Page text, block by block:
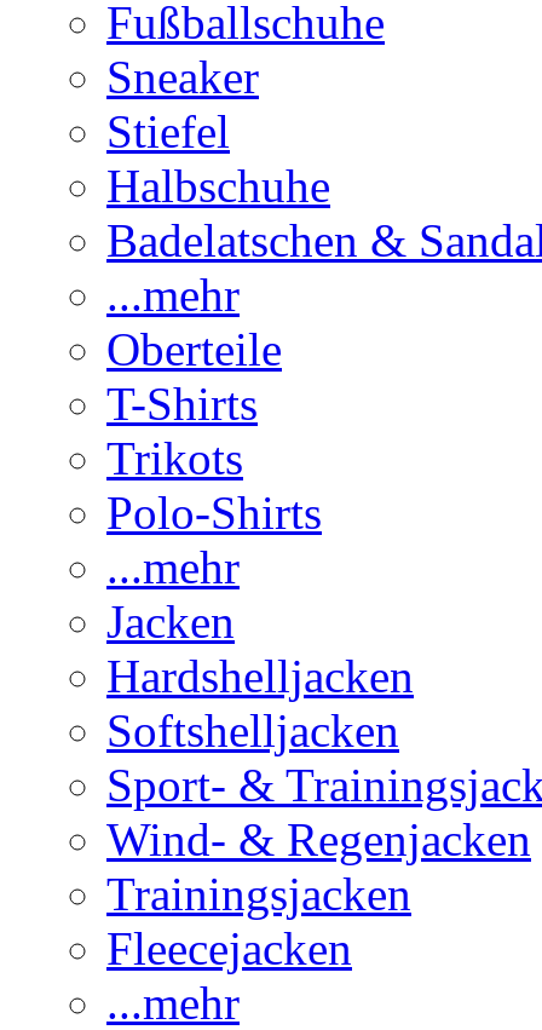
Fußballschuhe
Sneaker
Stiefel
Halbschuhe
Badelatschen &
...mehr
Oberteile
T-Shirts
Trikots
Polo-Shirts
...mehr
Jacken
Hardshelljacken
Softshelljacken
Sport- &
Wind- & Regenjacken
Trainingsjacken
Fleecejacken
...mehr